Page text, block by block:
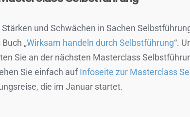
und Schwächen in Sachen
„Wirksam handeln durch Selbstführung“.
Sie an der nächsten Masterclass
Sie einfach aufInfoseite zur Masterclass
die im Januar startet.